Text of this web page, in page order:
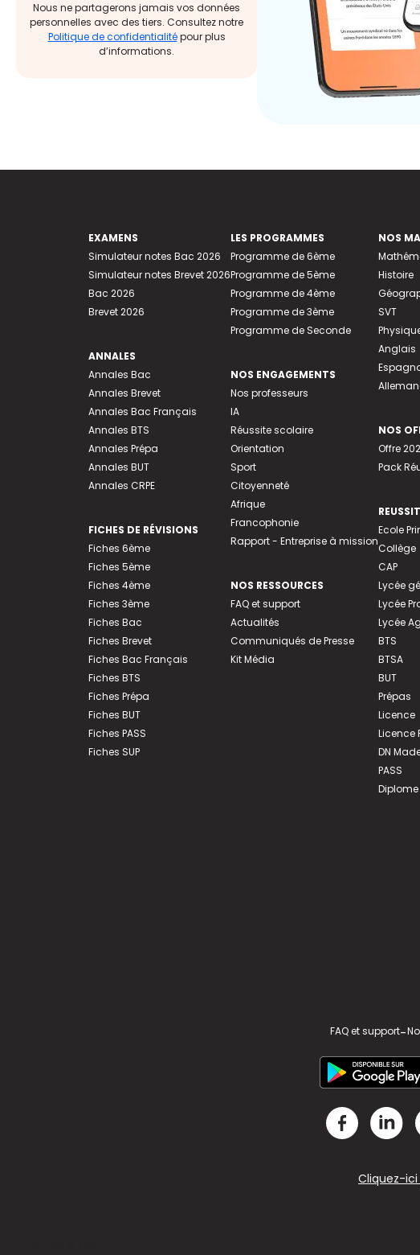
Nous ne partagerons jamais vos données
personnelles avec des tiers. Consultez notre
Politique de confidentialitépour plus
d’informations.
EXAMENS
Simulateur notes Bac 2026
Simulateur notes Brevet 2026
Bac 2026
Brevet 2026
ANNALES
Annales Bac
Annales Brevet
Annales Bac Français
Annales BTS
Annales Prépa
Annales BUT
Annales CRPE
FICHES DE RÉVISIONS
Fiches 6ème
Fiches 5ème
Fiches 4ème
Fiches 3ème
Fiches Bac
Fiches Brevet
Fiches Bac Français
Fiches BTS
Fiches Prépa
Fiches BUT
Fiches PASS
Fiches SUP
LES PROGRAMMES
Programme de 6ème
Programme de 5ème
Programme de 4ème
Programme de 3ème
Programme de Seconde
NOS ENGAGEMENTS
Nos professeurs
IA
Réussite scolaire
Orientation
Sport
Citoyenneté
Afrique
Francophonie
Rapport - Entreprise à mission
NOS RESSOURCES
FAQ et support
Actualités
Communiqués de Presse
Kit Média
NOS
Histoire
SVT
Anglais
NOS
Offre
Pack
Ecole
Collège
CAP
Lycée
Lycée
Lycée
BTS
BTSA
BUT
Prépas
Licence
Licence
DN
PASS
FAQ et support-
Cliquez-